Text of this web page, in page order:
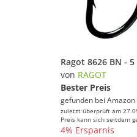
von RAGOT
Bester Preis
gefunden bei Amazon
zuletzt überprüft am
Preis kann sich seitdem
4% Ersparnis